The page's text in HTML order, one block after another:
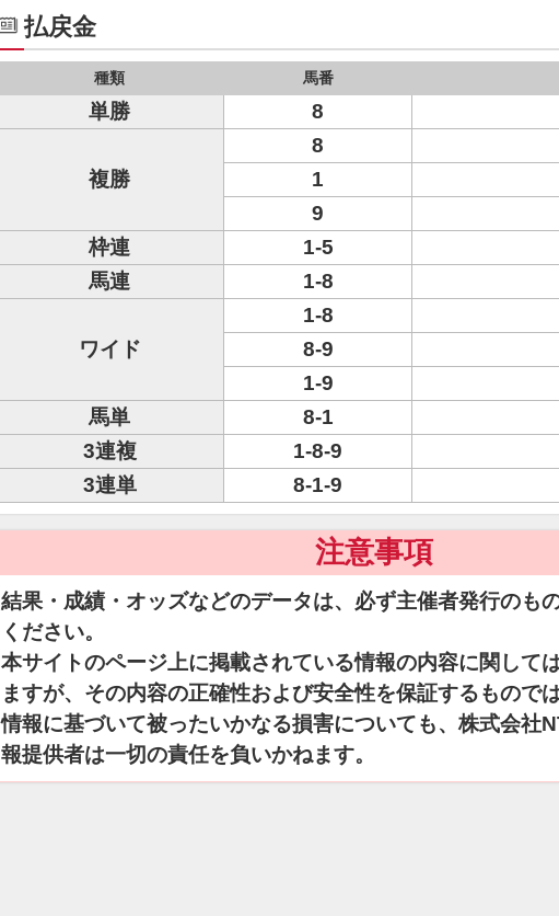
払戻金
種類 馬番
単勝 8
複勝
8
1
9
枠連
1-5
馬連
1-8
ワイド
1-8
8-9
1-9
馬単
8-1
3連複
1-8-9
3連単
8-1-9
注意事項
結果・成績・オッズなどのデータは、必ず主催者発行のも
ください。
本サイトのページ上に掲載されている情報の内容に関して
ますが、その内容の正確性および安全性を保証するもので
情報に基づいて被ったいかなる損害についても、株式会社
報提供者は一切の責任を負いかねます。